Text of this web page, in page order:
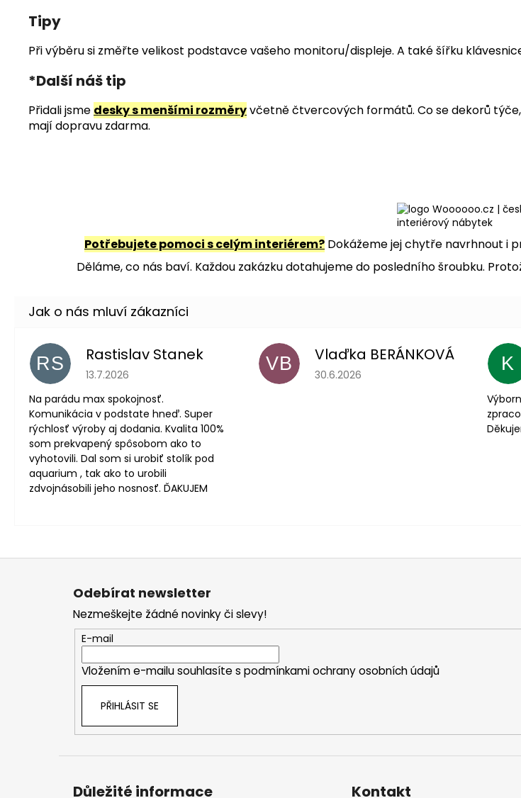
Tipy
Při výběru si změřte velikost podstavce vašeho monitoru/displeje. A také šířku
*Další náš tip
Přidali jsme desky s menšími rozměryvčetně čtvercových formátů. Co se dekorů
mají dopravu zdarma.
Potřebujete pomoci s celým interiérem? Dokážeme jej chytře navrhnout i
Děláme, co nás baví. Každou zakázku dotahujeme do posledního šroubku.
RS Rastislav Stanek
Hodnocení obchodu je 5 z 5 hvězdiček.
13.7.2026
Na parádu max spokojnosť.
Komunikácia v podstate hneď. Super
rýchlosť výroby aj dodania. Kvalita 100%
som prekvapený spôsobom ako to
vyhotovili. Dal som si urobiť stolík pod
aquarium , tak ako to urobili
zdvojnásobili jeho nosnosť. ĎAKUJEM
VB Vlaďka BERÁNKOVÁ
Hodnocení obchodu je 5 z 5 hvězdiček.
30.6.2026
K
Z
Odebírat newsletter
Nezmeškejte žádné novinky či slevy!
E-mail
Vložením e-mailu souhlasíte s podmínkami ochrany osobních údajů
PŘIHLÁSIT SE
Důležité informace Kontakt